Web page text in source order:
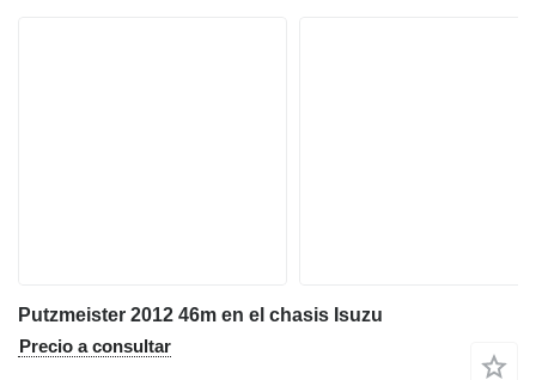
Putzmeister 2012 46m en el chasis Isuzu
Precio a consultar